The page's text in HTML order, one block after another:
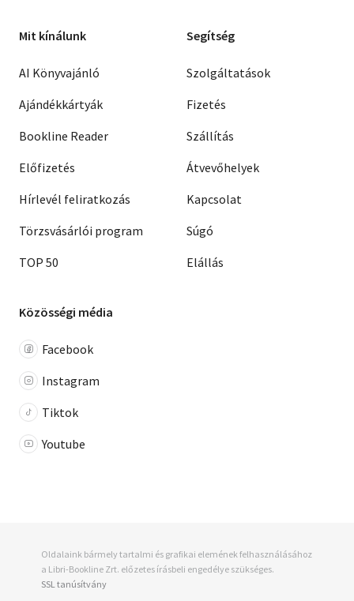
Mit kínálunk
AI Könyvajánló
Ajándékkártyák
Bookline Reader
Előfizetés
Hírlevél feliratkozás
Törzsvásárlói program
TOP 50
Segítség
Szolgáltatások
Fizetés
Szállítás
Átvevőhelyek
Kapcsolat
Súgó
Elállás
Közösségi média
Facebook
Instagram
Tiktok
Youtube
Oldalaink bármely tartalmi és grafikai elemének felhasználásához
a Libri-Bookline Zrt. előzetes írásbeli engedélye szükséges.
SSL tanúsítvány